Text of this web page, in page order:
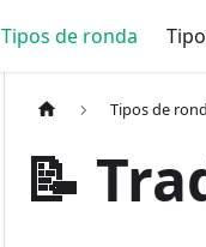
Tipos de ronda
Tipos de
📝